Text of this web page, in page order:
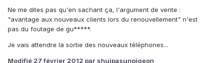
Ne me dites pas qu'en sachant ça, l'argument de vente :
"avantage aux nouveaux clients lors du renouvellement" n'est
pas du foutage de gu*****.
Je vais attendre la sortie des nouveaux téléphones...
Modifié 27 février 2012 par shuipasunpigeon